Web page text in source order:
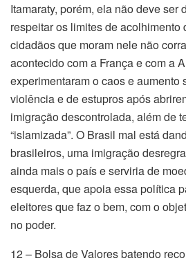
Itamaraty, porém, ela não deve ser
respeitar os limites de acolhimento
cidadãos que moram nele não
acontecido com a França e com a
experimentaram o caos e aumento
violência e de estupros após
imigração descontrolada, além de
“islamizada”. O Brasil mal está
brasileiros, uma imigração
ainda mais o país e serviria de
esquerda, que apoia essa política
eleitores que faz o bem, com o
no poder.
12 – Bolsa de Valores batendo